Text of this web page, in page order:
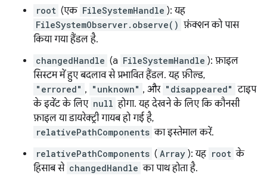
root (एक FileSystemHandle ): यह
FileSystemObserver.observe() फ़ंक्शन को पास
किया गया हैंडल है.
changedHandle (a FileSystemHandle ): फ़ाइल
सिस्टम में हुए बदलाव से प्रभावित हैंडल. यह फ़ील्ड,
"errored" , "unknown" , और "disappeared" टाइप
के इवेंट के लिए null होगा. यह देखने के लिए कि कौनसी
फ़ाइल या डायरेक्ट्री गायब हो गई है,
relativePathComponents का इस्तेमाल करें.
relativePathComponents ( Array ): यह root के
हिसाब से changedHandle का पाथ होता है.